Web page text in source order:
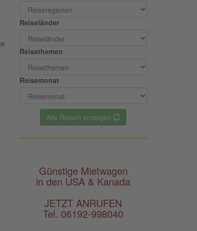
Reiseländer
Reisethemen
Reisemonat
Alle Reisen anzeigen
Günstige Mietwagen
in den USA & Kanada
JETZT ANRUFEN
Tel. 06192-998040